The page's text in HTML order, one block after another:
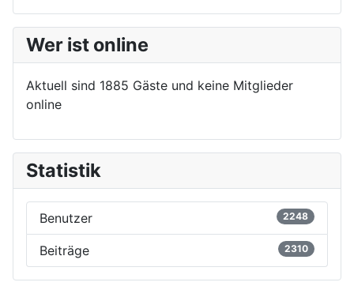
Wer ist online
Aktuell sind 1885 Gäste und keine Mitglieder
online
Statistik
Benutzer 2248
Beiträge 2310